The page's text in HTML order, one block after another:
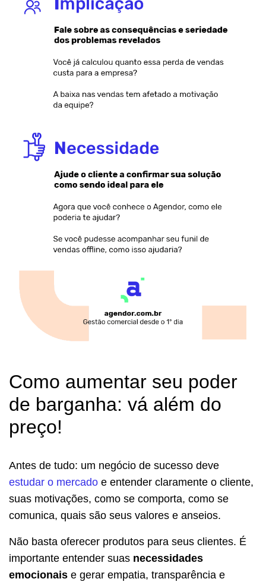
Como aumentar seu poder
de barganha: vá além do
preço!
Antes de tudo: um negócio de sucesso deve
estudar o mercado e entender claramente o cliente,
suas motivações, como se comporta, como se
comunica, quais são seus valores e anseios.
Não basta oferecer produtos para seus clientes. É
importante entender suas necessidades
emocionais e gerar empatia, transparência e